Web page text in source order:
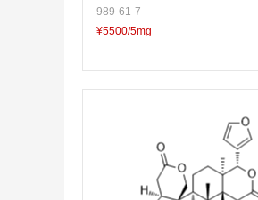
989-61-7
¥5500/5mg